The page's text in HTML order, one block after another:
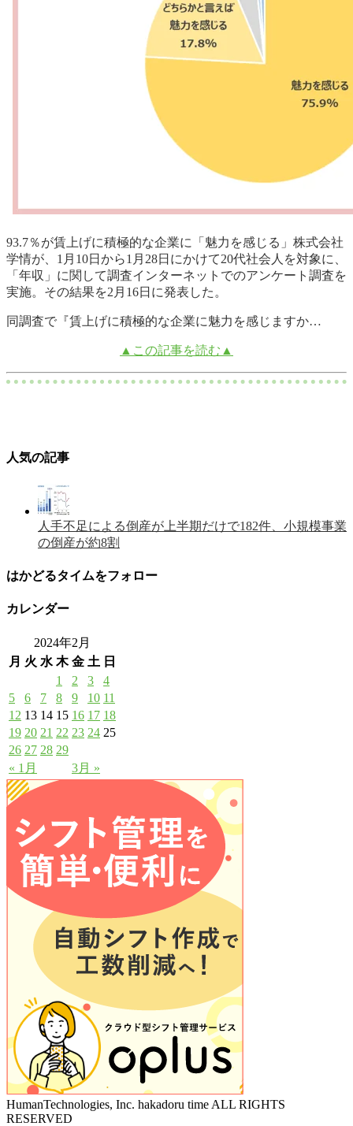
93.7％が賃上げに積極的な企業に「魅力を感じる」株式会社
学情が、1月10日から1月28日にかけて20代社会人を対象に、
「年収」に関して調査インターネットでのアンケート調査を
実施。その結果を2月16日に発表した。
同調査で『賃上げに積極的な企業に魅力を感じますか…
▲この記事を読む▲
人気の記事
人手不足による倒産が上半期だけで182件、小規模事業
の倒産が約8割
はかどるタイムをフォロー
カレンダー
2024年2月
月 火 水 木 金 土 日
« 1月 3月 »
1 2 3
4
5
6 7 8 9 10 11
12 13 14 15 16 17 18
19 20 21 22 23 24 25
26 27 28 29
HumanTechnologies, Inc. hakadoru time ALL RIGHTS
RESERVED